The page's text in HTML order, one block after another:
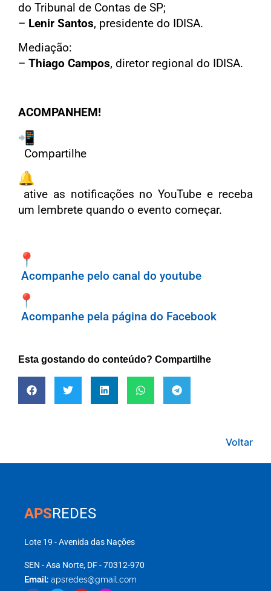
do Tribunal de Contas de SP;
– Lenir Santos, presidente do IDISA.
Mediação:
– Thiago Campos, diretor regional do IDISA.
ACOMPANHEM!
Compartilhe
ative as notificações no YouTube e receba
um lembrete quando o evento começar.
Acompanhe pelo canal do youtube
Acompanhe pela página do Facebook
Esta gostando do conteúdo? Compartilhe
Voltar
APSREDES
Lote 19 - Avenida das Nações
SEN - Asa Norte, DF - 70312-970
Email: apsredes@gmail.com